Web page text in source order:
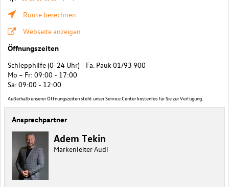
Route berechnen
Webseite anzeigen
Öffnungszeiten
Schlepphilfe (0-24 Uhr) - Fa. Pauk 01/93 900
Mo – Fr: 09:00 - 17:00
Sa: 09:00 - 12:00
Außerhalb unserer Öffnungszeiten steht unser Service Center kostenlos für Sie zur Verfügung.
Ansprechpartner
Adem Tekin
Markenleiter Audi